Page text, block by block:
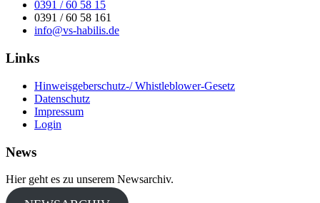
0391 / 60 58 15
0391 / 60 58 161
info@vs-habilis.de
Links
Hinweisgeberschutz-/ Whistleblower-Gesetz
Datenschutz
Impressum
Login
News
Hier geht es zu unserem Newsarchiv.